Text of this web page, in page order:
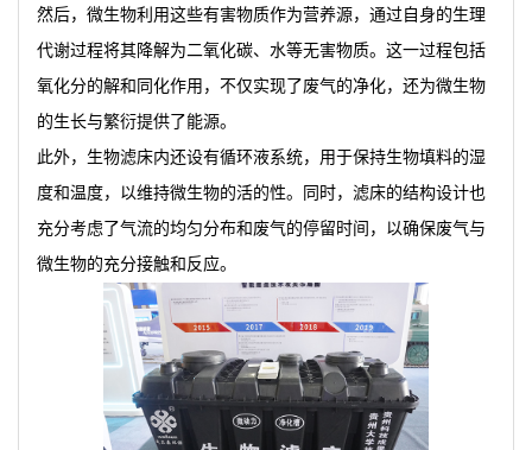
然后，微生物利用这些有害物质作为营养源，通过自身的生理
代谢过程将其降解为二氧化碳、水等无害物质。这一过程包括
氧化分的解和同化作用，不仅实现了废气的净化，还为微生物
的生长与繁衍提供了能源。
此外，生物滤床内还设有循环液系统，用于保持生物填料的湿
度和温度，以维持微生物的活的性。同时，滤床的结构设计也
充分考虑了气流的均匀分布和废气的停留时间，以确保废气与
微生物的充分接触和反应。